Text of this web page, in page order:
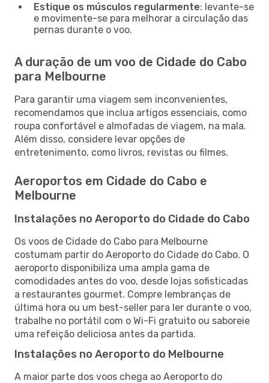
Estique os músculos regularmente: levante-se
e movimente-se para melhorar a circulação das
pernas durante o voo.
A duração de um voo de Cidade do Cabo
para Melbourne
Para garantir uma viagem sem inconvenientes,
recomendamos que inclua artigos essenciais, como
roupa confortável e almofadas de viagem, na mala.
Além disso, considere levar opções de
entretenimento, como livros, revistas ou filmes.
Aeroportos em Cidade do Cabo e
Melbourne
Instalações no Aeroporto do Cidade do Cabo
Os voos de Cidade do Cabo para Melbourne
costumam partir do Aeroporto do Cidade do Cabo. O
aeroporto disponibiliza uma ampla gama de
comodidades antes do voo, desde lojas sofisticadas
a restaurantes gourmet. Compre lembranças de
última hora ou um best-seller para ler durante o voo,
trabalhe no portátil com o Wi-Fi gratuito ou saboreie
uma refeição deliciosa antes da partida.
Instalações no Aeroporto do Melbourne
A maior parte dos voos chega ao Aeroporto do